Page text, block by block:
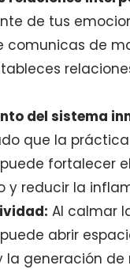
de tus
comunicas de
del sistema
que la
fortalecer
y reducir la
Al calmar
abrir
generación de